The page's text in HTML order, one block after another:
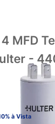
MFD
-
à Vista